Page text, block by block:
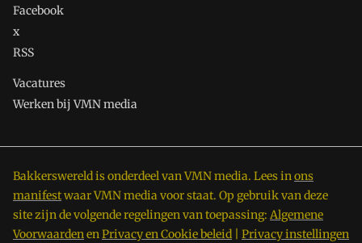
Facebook
x
RSS
Vacatures
Werken bij VMN media
Bakkerswereld is onderdeel van VMN media. Lees inons
manifestwaar VMN media voor staat. Op gebruik van deze
site zijn de volgende regelingen van toepassing: Algemene
VoorwaardenenPrivacy en Cookie beleid Privacy instellingen